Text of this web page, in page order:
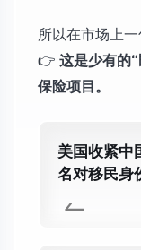
所以在市场上一
👉 这是少有的
保险项目。
美国收紧中
名对移民身